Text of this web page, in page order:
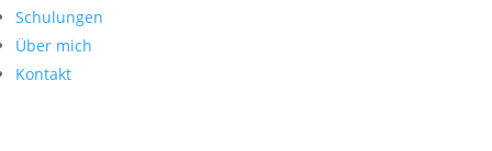
Schulungen
Über mich
Kontakt
Kontakt
Impressum
Datenschutz